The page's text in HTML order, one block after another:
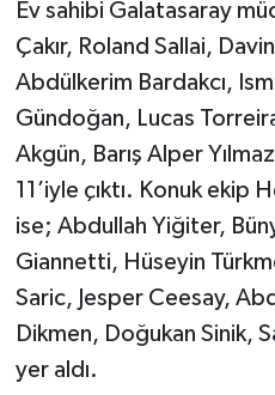
Ev sahibi Galatasaray
Çakır, Roland Sallai,
Abdülkerim Bardakcı,
Gündoğan, Lucas
Akgün, Barış Alper
11’iyle çıktı. Konuk
ise; Abdullah Yiğiter,
Giannetti, Hüseyin
Saric, Jesper Ceesay,
Dikmen, Doğukan Sinik,
yer aldı.